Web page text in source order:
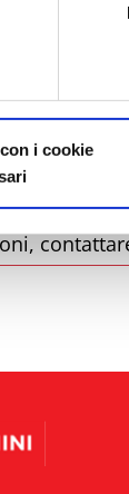
i cookie